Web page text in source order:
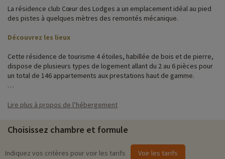
La résidence club Cœur des Lodges a un emplacement idéal au pied
des pistes à quelques mètres des remontés mécanique.
Découvrez les lieux
Cette résidence de tourisme 4 étoiles, habillée de bois et de pierre,
dispose de plusieurs types de logement allant du 2 au 6 pièces pour
un total de 146 appartements aux prestations haut de gamme.
intérieure chauffée, son spa et sa terrasse panoramique. De plus,
scolaires).
Activités famille sur place
Lire plus à propos de l’hébergement
Choisissez chambre et formule
Indiquez vos critères pour voir les tarifs Voir les tarifs